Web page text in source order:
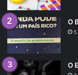
O
O